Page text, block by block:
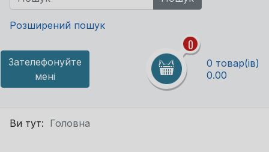
Розширений пошук
Зателефонуйте
мені
0
0 товар(ів)
0.00
Ви тут: Головна